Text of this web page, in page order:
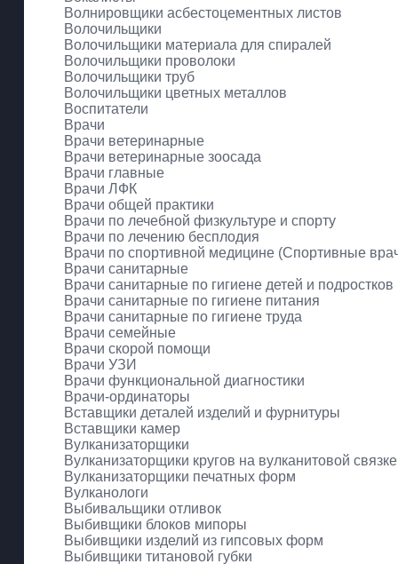
Волнировщики асбестоцементных листов
Волочильщики
Волочильщики материала для спиралей
Волочильщики проволоки
Волочильщики труб
Волочильщики цветных металлов
Воспитатели
Врачи
Врачи ветеринарные
Врачи ветеринарные зоосада
Врачи главные
Врачи ЛФК
Врачи общей практики
Врачи по лечебной физкультуре и спорту
Врачи по лечению бесплодия
Врачи по спортивной медицине (Спортивные
Врачи санитарные
Врачи санитарные по гигиене детей и подростков
Врачи санитарные по гигиене питания
Врачи санитарные по гигиене труда
Врачи семейные
Врачи скорой помощи
Врачи УЗИ
Врачи функциональной диагностики
Врачи-ординаторы
Вставщики деталей изделий и фурнитуры
Вставщики камер
Вулканизаторщики
Вулканизаторщики кругов на вулканитовой связке
Вулканизаторщики печатных форм
Вулканологи
Выбивальщики отливок
Выбивщики блоков мипоры
Выбивщики изделий из гипсовых форм
Выбивщики титановой губки